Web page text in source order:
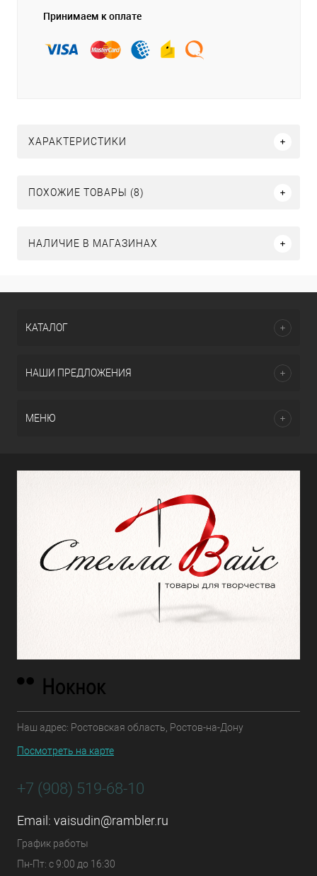
Принимаем к оплате
ХАРАКТЕРИСТИКИ
ПОХОЖИЕ ТОВАРЫ (8)
НАЛИЧИЕ В МАГАЗИНАХ
КАТАЛОГ
НАШИ ПРЕДЛОЖЕНИЯ
МЕНЮ
Наш адрес: Ростовская область, Ростов-на-Дону
Посмотреть на карте
+7 (908) 519-68-10
Email: vaisudin@rambler.ru
График работы
Пн-Пт: с 9:00 до 16:30